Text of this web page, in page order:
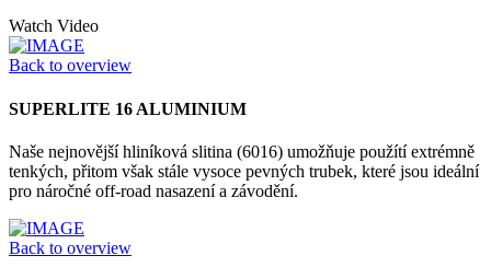
Watch Video
Back to overview
SUPERLITE 16 ALUMINIUM
Naše nejnovější hliníková slitina (6016) umožňuje použítí extrémně
tenkých, přitom však stále vysoce pevných trubek, které jsou ideální
pro náročné off-road nasazení a závodění.
Back to overview